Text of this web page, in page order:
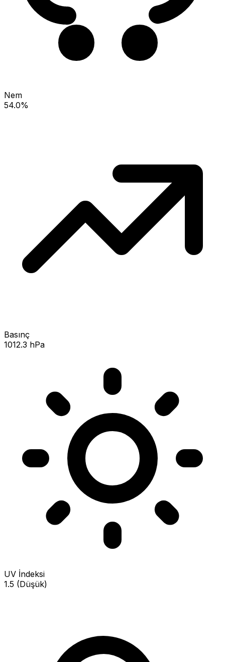
Nem
54.0%
Basınç
1012.3 hPa
UV İndeksi
1.5 (Düşük)